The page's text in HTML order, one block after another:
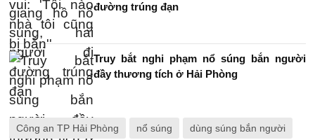
đường trúng đạn
Truy bắt nghi phạm nổ súng bắn người
đầy thương tích ở Hải Phòng
Công an TP Hải Phòng nổ súng dùng súng bắn người